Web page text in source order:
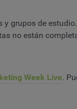
grupos de
no están
Week Live.